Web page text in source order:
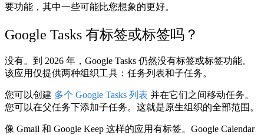
要功能，其中一些可能比您想象的更好。
Google Tasks 有标签或标签吗？
没有。到 2026 年，Google Tasks 仍然没有标签或标签功能。
该应用仅提供两种组织工具：任务列表和子任务。
您可以创建 多个 Google Tasks 列表 并在它们之间移动任务。
您可以在父任务下添加子任务。这就是原生组织的全部范围。
像 Gmail 和 Google Keep 这样的应用有标签。Google Calendar